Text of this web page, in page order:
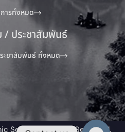
การทั้งหมด
/ ประชาสัมพันธ์
ะชาสัมพันธ์ ทั้งหมด
Service All Rights Reserved.​